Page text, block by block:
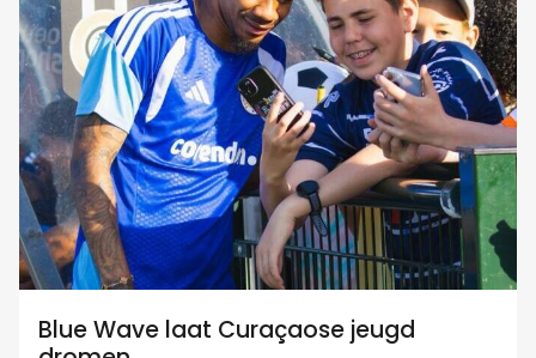
Blue Wave laat Curaçaose jeugd